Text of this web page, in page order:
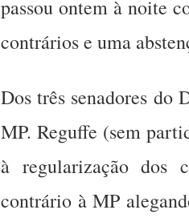
passou ontem à noite
contrários e uma
Dos três senadores do
MP. Reguffe (sem
à regularização dos
contrário à MP